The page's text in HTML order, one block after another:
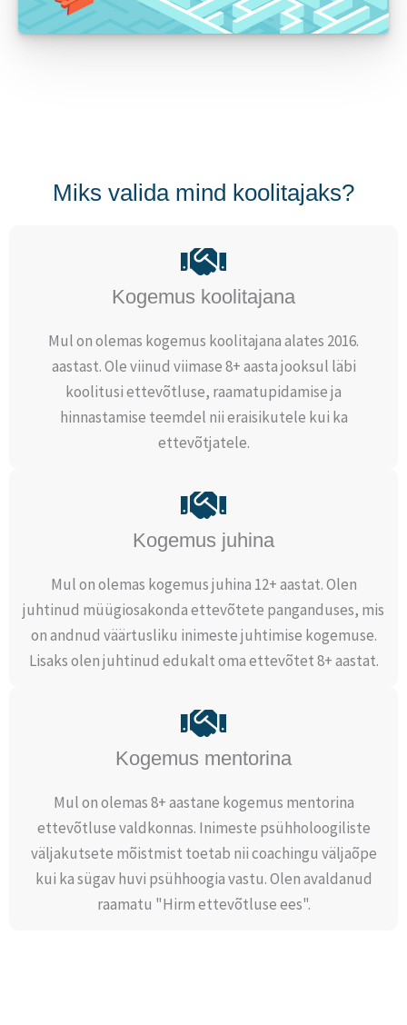
Miks valida mind koolitajaks?
Kogemus koolitajana
Mul on olemas kogemus koolitajana alates 2016.
aastast. Ole viinud viimase 8+ aasta jooksul läbi
koolitusi ettevõtluse, raamatupidamise ja
hinnastamise teemdel nii eraisikutele kui ka
ettevõtjatele.
Kogemus juhina
Mul on olemas kogemus juhina 12+ aastat. Olen
juhtinud müügiosakonda ettevõtete panganduses, mis
on andnud väärtusliku inimeste juhtimise kogemuse.
Lisaks olen juhtinud edukalt oma ettevõtet 8+ aastat.
Kogemus mentorina
Mul on olemas 8+ aastane kogemus mentorina
ettevõtluse valdkonnas. Inimeste psühholoogiliste
väljakutsete mõistmist toetab nii coachingu väljaõpe
kui ka sügav huvi psühhoogia vastu. Olen avaldanud
raamatu "Hirm ettevõtluse ees".